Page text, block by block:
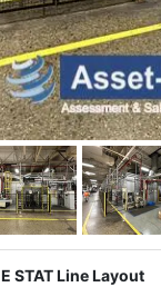
E STAT Line Layout